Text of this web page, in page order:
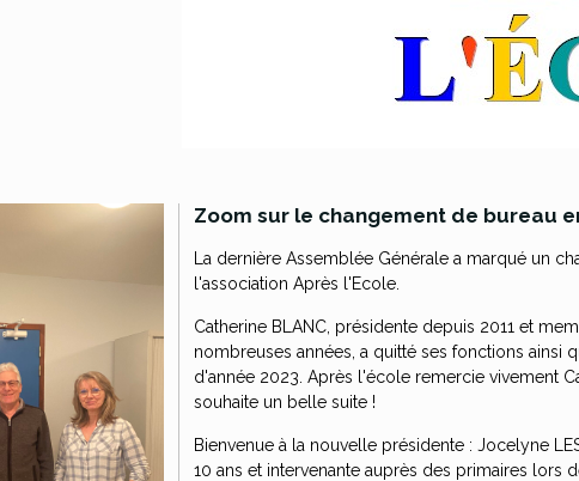
Zoom sur le changement de bureau
La dernière Assemblée Générale a marqué un
l'association Après l'Ecole.
Catherine BLANC, présidente depuis 2011 et
nombreuses années, a quitté ses fonctions ainsi
d'année 2023. Après l'école remercie vivement
souhaite un belle suite !
Bienvenue à la nouvelle présidente : Jocelyne
10 ans et intervenante auprès des primaires lors